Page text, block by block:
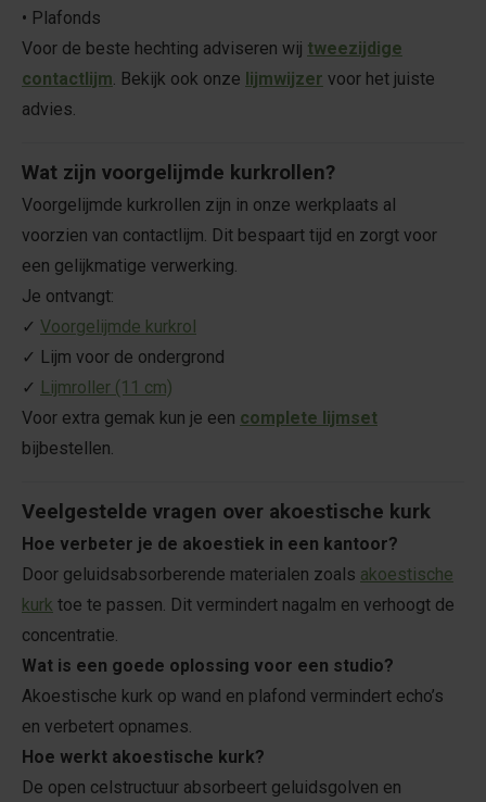
• Plafonds
Voor de beste hechting adviseren wij tweezijdige
contactlijm. Bekijk ook onze lijmwijzer voor het juiste
advies.
Wat zijn voorgelijmde kurkrollen?
Voorgelijmde kurkrollen zijn in onze werkplaats al
voorzien van contactlijm. Dit bespaart tijd en zorgt voor
een gelijkmatige verwerking.
Je ontvangt:
✓ Voorgelijmde kurkrol
✓ Lijm voor de ondergrond
✓ Lijmroller (11 cm)
Voor extra gemak kun je een complete lijmset
bijbestellen.
Veelgestelde vragen over akoestische kurk
Hoe verbeter je de akoestiek in een kantoor?
Door geluidsabsorberende materialen zoals akoestische
kurk toe te passen. Dit vermindert nagalm en verhoogt de
concentratie.
Wat is een goede oplossing voor een studio?
Akoestische kurk op wand en plafond vermindert echo’s
en verbetert opnames.
Hoe werkt akoestische kurk?
De open celstructuur absorbeert geluidsgolven en